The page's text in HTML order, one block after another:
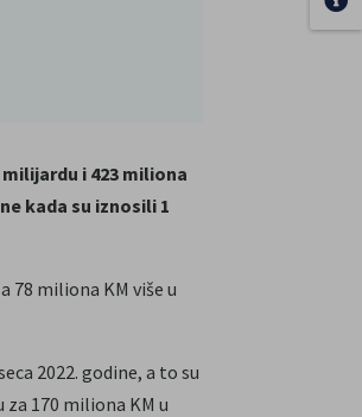
i 423 miliona
kada su iznosili 1
78 miliona KM više u
2022. godine, a to su
170 miliona KM u